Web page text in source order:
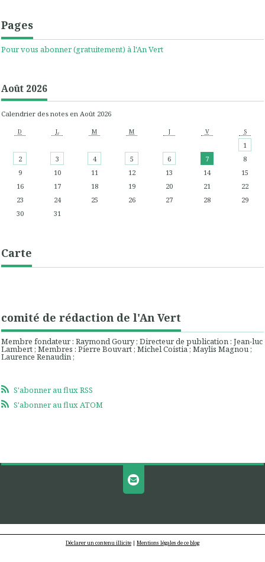
Pages
Pour vous abonner (gratuitement) à l'An Vert
Août 2026
Calendrier des notes en Août 2026
D L M M J V S
1
2
3 4 5 6 7
8
9
10 11 12 13 14
15
16
17 18 19 20 21
22
23
24 25 26 27 28
29
30
31
Carte
comité de rédaction de l'An Vert
Membre fondateur : Raymond Goury ; Directeur de publication : Jean-luc
Lambert ; Membres : Pierre Bouvart ; Michel Coistia ; Maylis Magnou ;
Laurence Renaudin ;
S'abonner au flux RSS
S'abonner au flux ATOM
Déclarer un contenu illicite | Mentions légales de ce blog